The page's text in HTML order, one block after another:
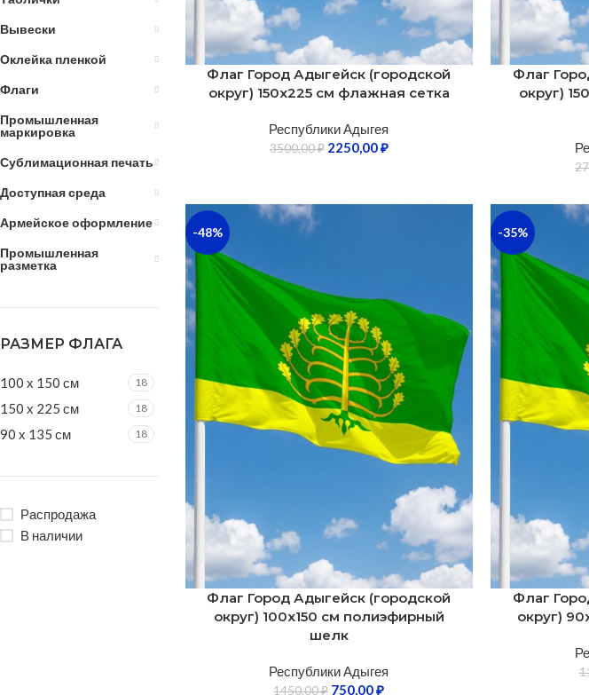
Вывески
Оклейка пленкой
Флаги
Промышленная
маркировка
Сублимационная печать
Доступная среда
Армейское оформление
Промышленная
разметка
РАЗМЕР ФЛАГА
100 х 150 см 18
150 х 225 см 18
90 х 135 см 18
Распродажа
В наличии
Флаг Город Адыгейск (городской
округ) 150х225 см флажная сетка
Республики Адыгея
3500,00₽ 2250,00₽
Флаг
округ)
-48%
Флаг Город Адыгейск (городской
округ) 100х150 см полиэфирный
шелк
Республики Адыгея
1450,00₽ 750,00₽
-35%
Флаг
округ)